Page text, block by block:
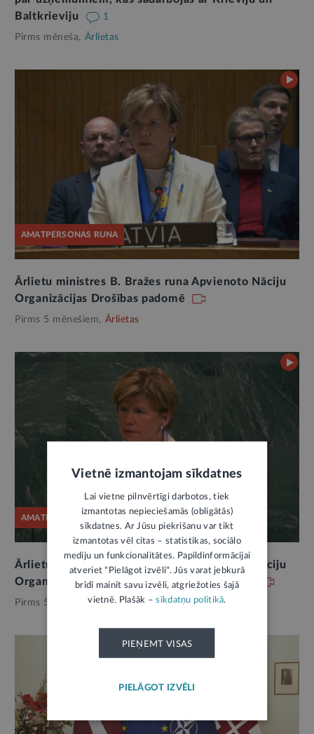
Baltkrieviju
1
Pirms mēneša, Ārlietas
AMATPERSONAS RUNA
Ārlietu ministres B. Bražes runa Apvienoto Nāciju
Organizācijas Drošības padomē
Pirms 5 mēnešiem, Ārlietas
AMATPERSONAS RUNA
Ārlietu ministres B. Bražes runa Apvienoto Nāciju
Organizācijas Ģenerālajā asamblejā Ņujorkā
Pirms 5 mēnešiem, Ārlietas
Vietnē izmantojam sīkdatnes
Lai vietne pilnvērtīgi darbotos, tiek
izmantotas nepieciešamās (obligātās)
sīkdatnes. Ar Jūsu piekrišanu var tikt
izmantotas vēl citas – statistikas, sociālo
mediju un funkcionalitātes. Papildinformācijai
atveriet "Pielāgot izvēli". Jūs varat jebkurā
brīdī mainīt savu izvēli, atgriežoties šajā
vietnē. Plašāk –sīkdatņu politikā.
PIEŅEMT VISAS
PIELĀGOT IZVĒLI